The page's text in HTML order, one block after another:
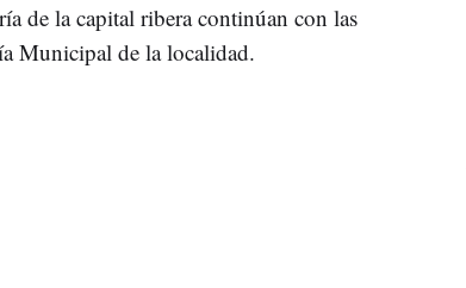
de la capital ribera continúan con las
Municipal de la localidad.